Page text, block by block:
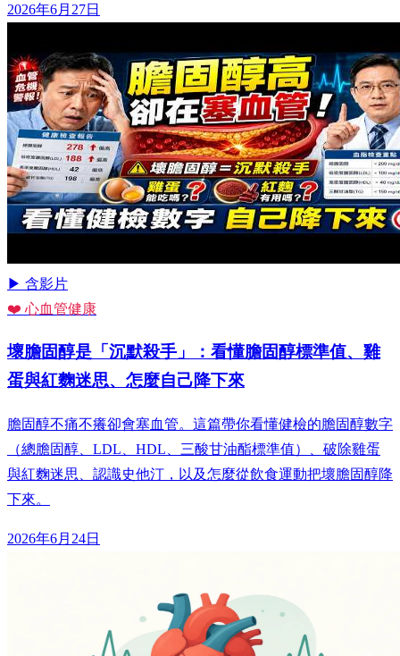
2026年6月27日
▶ 含影片
❤️ 心血管健康
壞膽固醇是「沉默殺手」：看懂膽固醇標準值、雞
蛋與紅麴迷思、怎麼自己降下來
膽固醇不痛不癢卻會塞血管。這篇帶你看懂健檢的膽固醇數字
（總膽固醇、LDL、HDL、三酸甘油酯標準值）、破除雞蛋
與紅麴迷思、認識史他汀，以及怎麼從飲食運動把壞膽固醇降
下來。
2026年6月24日